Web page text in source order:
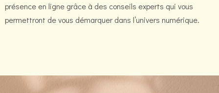
présence en ligne grâce à des conseils experts qui vous
permettront de vous démarquer dans l’univers numérique.